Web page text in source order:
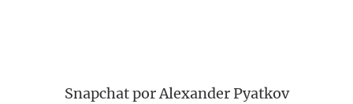
Snapchat por Alexander Pyatkov